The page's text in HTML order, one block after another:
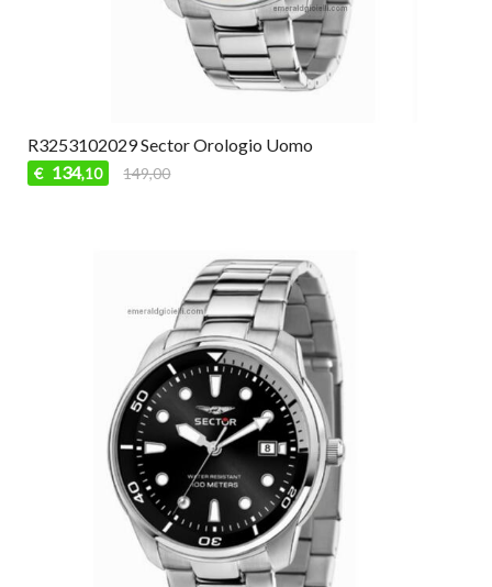
R3253102029 Sector Orologio Uomo
€ 134,10 149,00